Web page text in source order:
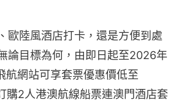
歐陸風酒店打卡，還是方便到處
論目標為何，由即日起至2026年
航網站可享套票優惠價低至
購2人港澳航線船票連澳門酒店套